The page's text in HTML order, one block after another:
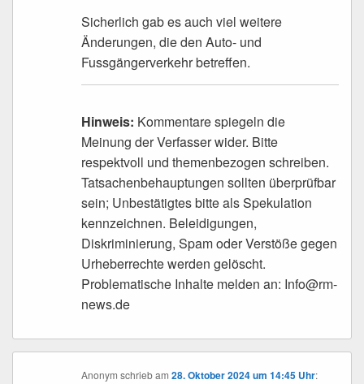
Sicherlich gab es auch viel weitere
Änderungen, die den Auto- und
Fussgängerverkehr betreffen.
Hinweis: Kommentare spiegeln die
Meinung der Verfasser wider. Bitte
respektvoll und themenbezogen schreiben.
Tatsachenbehauptungen sollten überprüfbar
sein; Unbestätigtes bitte als Spekulation
kennzeichnen. Beleidigungen,
Diskriminierung, Spam oder Verstöße gegen
Urheberrechte werden gelöscht.
Problematische Inhalte melden an: Info@rm-
news.de
Anonym schriebam28. Oktober 2024 um 14:45 Uhr: